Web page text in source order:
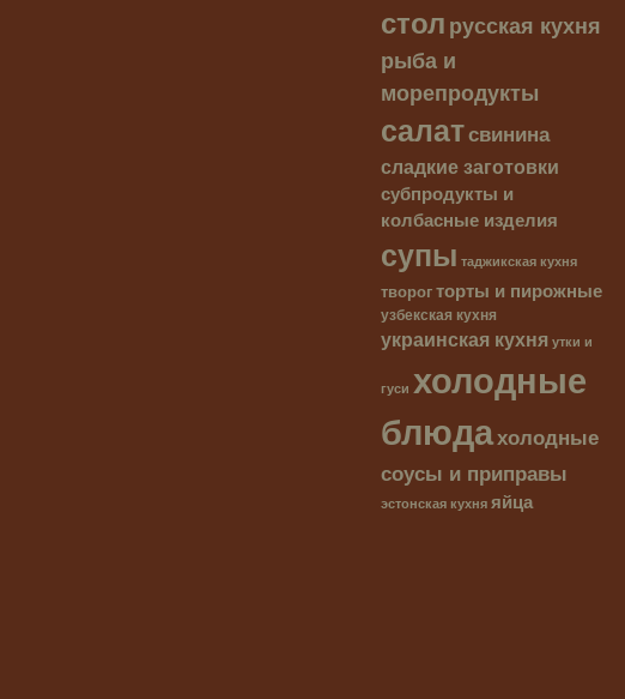
столрусская кухня
рыба и
морепродукты
салатсвинина
сладкие заготовки
субпродукты и
колбасные изделия
супы таджикская кухня
творогторты и пирожные
узбекская кухня
украинская кухня утки и
гуси холодные
блюдахолодные
соусы и приправы
эстонская кухня яйца